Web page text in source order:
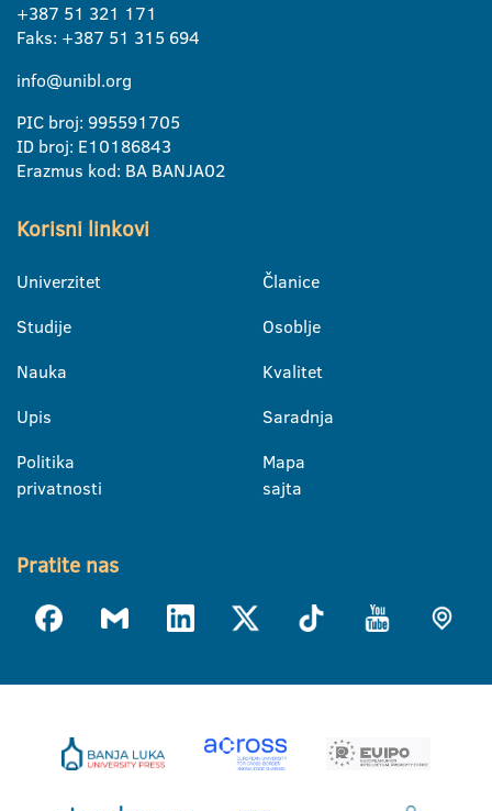
+387 51 321 171
Faks: +387 51 315 694
info@unibl.org
PIC broj: 995591705
ID broj: E10186843
Erazmus kod: BA BANJA02
Korisni linkovi
Univerzitet
Studije
Nauka
Upis
Politika
privatnosti
Članice
Osoblje
Kvalitet
Saradnja
Mapa
sajta
Pratite nas